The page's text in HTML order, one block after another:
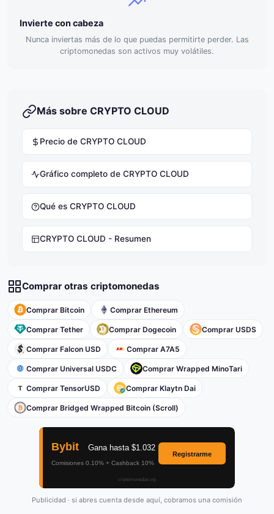
Invierte con cabeza
Nunca inviertas más de lo que puedas permitirte perder. Las
criptomonedas son activos muy volátiles.
Más sobre CRYPTO CLOUD
Precio de CRYPTO CLOUD
Gráfico completo de CRYPTO CLOUD
Qué es CRYPTO CLOUD
CRYPTO CLOUD - Resumen
Comprar otras criptomonedas
Comprar Bitcoin Comprar Ethereum
Comprar Tether Comprar Dogecoin Comprar USDS
Comprar Falcon USD Comprar A7A5
Comprar Universal USDC Comprar Wrapped MinoTari
Comprar TensorUSD Comprar Klaytn Dai
Comprar Bridged Wrapped Bitcoin (Scroll)
Publicidad · si abres cuenta desde aquí, cobramos una comisión